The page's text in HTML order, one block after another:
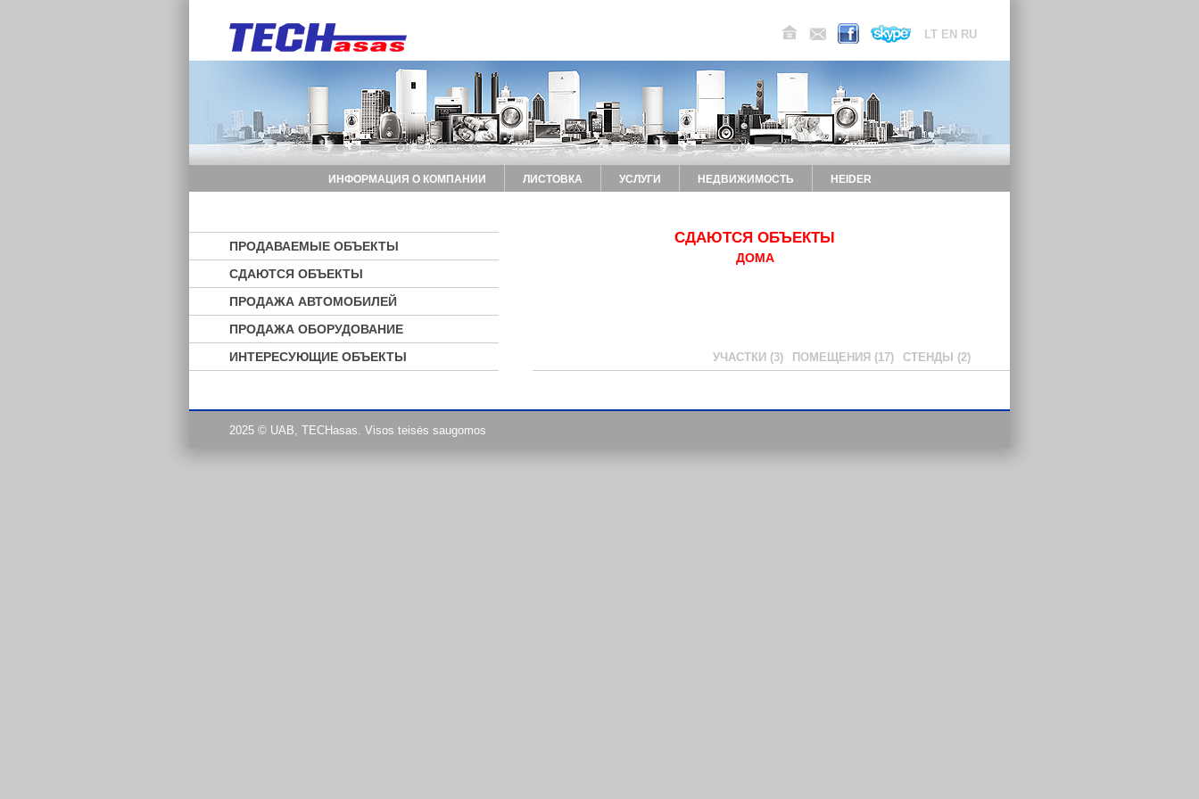
LT EN RU
ИНФОРМАЦИЯ О КОМПАНИИ ЛИСТОВКА УСЛУГИ НЕДВИЖИМОСТЬ HEIDER
ПРОДАВАЕМЫЕ ОБЪЕКТЫ
СДАЮТСЯ ОБЪЕКТЫ
ПРОДАЖА АВТОМОБИЛЕЙ
ПРОДАЖА ОБОРУДОВАНИЕ
ИНТЕРЕСУЮЩИЕ ОБЪЕКТЫ
СДАЮТСЯ ОБЪЕКТЫ
ДОМА
УЧАСТКИ (3) ПОМЕЩЕНИЯ (17) СТЕНДЫ (2)
2025 © UAB, TECHasas. Visos teisės saugomos